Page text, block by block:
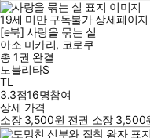
19세 미만 구독불가 상세페이
[e북] 사랑을 묶는 실
아소 미카리, 코로쿠
총 1권 완결
노블리타S
TL
3.3점16명참여
상세 가격
소장 3,500원 전권 소장 3,500